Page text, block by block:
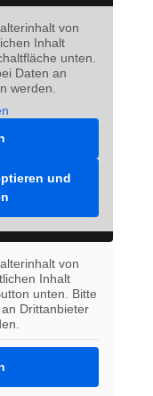
von
Inhalt
unten.
Daten an
werden.
und
von
Inhalt
unten. Bitte
Drittanbieter